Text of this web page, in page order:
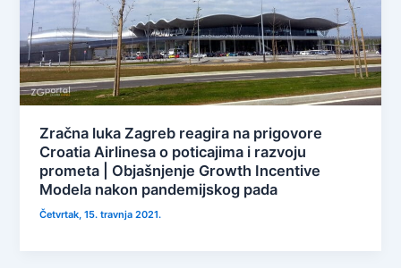
Zračna luka Zagreb reagira na prigovore
Croatia Airlinesa o poticajima i razvoju
prometa | Objašnjenje Growth Incentive
Modela nakon pandemijskog pada
Četvrtak, 15. travnja 2021.